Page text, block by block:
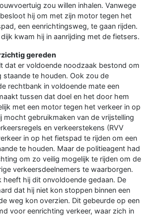
zou willen inhalen. Vanwege
hij om met zijn motor tegen het
een eenrichtingsweg, te gaan rijden.
kwam hij in aanrijding met de fietsers.
gereden
dat er voldoende noodzaak bestond om
staande te houden. Ook zou de
rechtbank in voldoende mate een
tussen dat doel en het door hem
met een motor tegen het verkeer in op
mocht gebruikmaken van de vrijstelling
en verkeerstekens (RVV
in op het fietspad te rijden om een
te houden. Maar de politieagent had
om zo veilig mogelijk te rijden om de
verkeersdeelnemers te waarborgen.
heeft hij dit onvoldoende gedaan. De
dat hij niet kon stoppen binnen een
weg kon overzien. Dit gebeurde op een
voor eenrichting verkeer, waar zich in